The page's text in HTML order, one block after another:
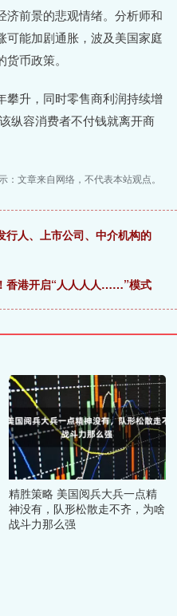
济前景的悲观情绪。分析师和
可能加剧通胀，波及美国家庭
币政策。
升，同时零售商利润持续增
纵容消费者不付钱就离开商
：文章来自网络，不代表本站观点。
行人、上市公司、中介机构的
香港开启“人人人人……”模式
精胜策略 美国阅兵大兵一点精
神没有，队形松散走不齐，为啥
战斗力那么强